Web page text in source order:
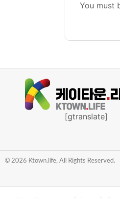
You must
[gtranslate]
© 2026 Ktown.life, All Rights Reserved.